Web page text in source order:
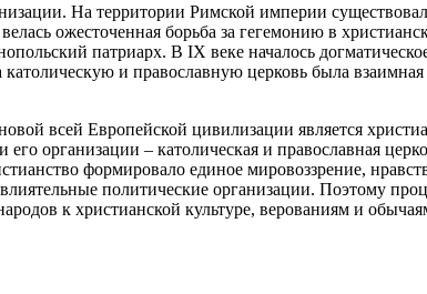
На территории Римской империи
ожесточенная борьба за гегемонию в
патриарх. В IX веке началось
и православную церковь была
всей Европейской цивилизации является
организации – католическая и православная
формировало единое мировоззрение,
политические организации. Поэтому
к христианской культуре, верованиям и